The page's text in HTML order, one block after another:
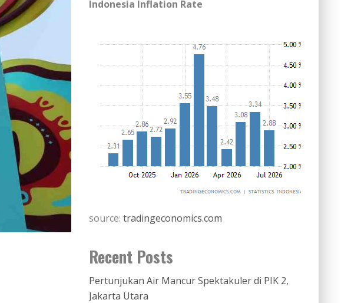
Indonesia Inflation Rate
source: tradingeconomics.com
Recent Posts
Pertunjukan Air Mancur Spektakuler di PIK 2,
Jakarta Utara